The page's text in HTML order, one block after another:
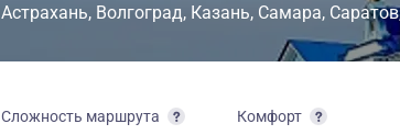
Астрахань Волгоград Казань Самара Саратов
Сложность маршрута Комфорт